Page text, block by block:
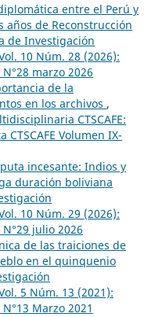
entre el Perú y
años de Reconstrucción
de Investigación
10 Núm. 28 (2026):
N°28 marzo 2026
de la
en los archivos ,
CTSCAFE:
CTSCAFE Volumen IX-
incesante: Indios y
duración boliviana
10 Núm. 29 (2026):
N°29 julio 2026
de las traiciones de
en el quinquenio
5 Núm. 13 (2021):
N°13 Marzo 2021